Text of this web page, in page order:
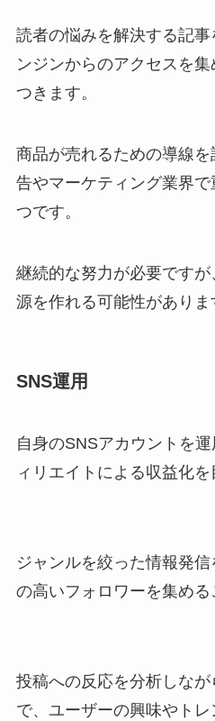
読者の悩みを解決する記
ンジンからのアクセスを集
つきます。
商品が売れるための導線
告やマーケティング業界
つです。
継続的な努力が必要です
源を作れる可能性がありま
SNS運用
自身のSNSアカウントを
ィリエイトによる収益化を
ジャンルを絞った情報発
の高いフォロワーを集める
投稿への反応を分析しなが
で、ユーザーの興味やト